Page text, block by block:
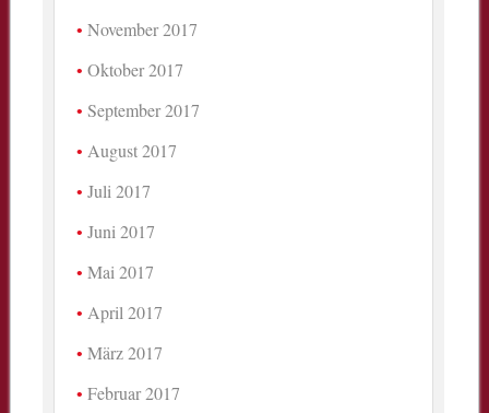
November 2017
Oktober 2017
September 2017
August 2017
Juli 2017
Juni 2017
Mai 2017
April 2017
März 2017
Februar 2017